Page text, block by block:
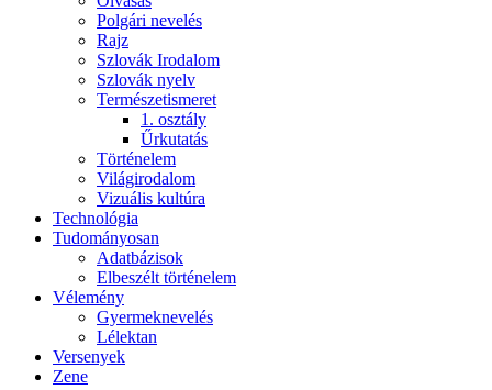
Polgári nevelés
Rajz
Szlovák Irodalom
Szlovák nyelv
Természetismeret
1. osztály
Űrkutatás
Történelem
Világirodalom
Vizuális kultúra
Technológia
Tudományosan
Adatbázisok
Elbeszélt történelem
Vélemény
Gyermeknevelés
Lélektan
Versenyek
Zene